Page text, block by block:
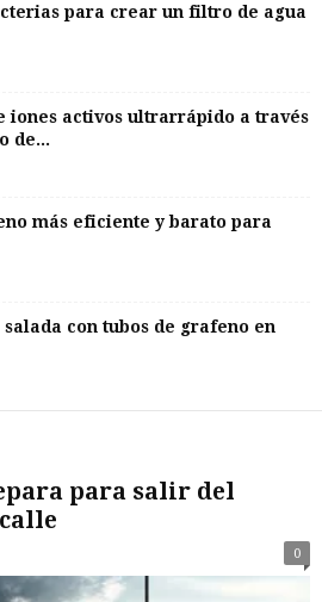
para crear un filtro de agua
iones activos ultrarrápido a través
de...
más eficiente y barato para
con tubos de grafeno en
para salir del
0